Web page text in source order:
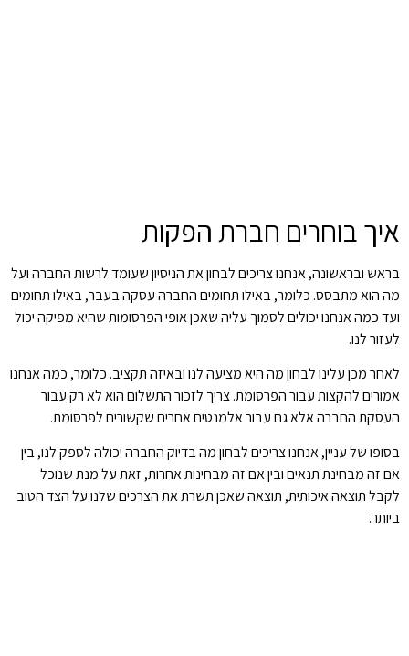
איך בוחרים חברת הפקות
בראש ובראשונה, אנחנו צריכים לבחון את הניסיון שעומד לרשות החברה ועל
מה הוא מתבסס. כלומר, באילו תחומים החברה עסקה בעבר, באילו תחומים
ועד כמה אנחנו יכולים לסמוך עליה שאכן אופי הפרסומות שהיא מפיקה יכול
לעזור לנו.
לאחר מכן עלינו לבחון מה היא מציעה לנו ובאיזה תקציב. כלומר, כמה אנחנו
אמורים להקצות עבור הפרסומת. צריך לזכור התשלום הוא לא רק עבור
העסקת החברה אלא גם עבור אלמנטים אחרים שקשורים לפרסומת.
בסופו של עניין, אנחנו צריכים לבחון מה בדיוק החברה יכולה לספק לנו, בין
אם זה מבחינת תנאים ובין אם זה מבחינות אחרות, זאת על מנת שנוכל
לקבל תוצאה איכותית, תוצאה שאכן תשרת את הצרכים שלנו על הצד הטוב
ביותר.